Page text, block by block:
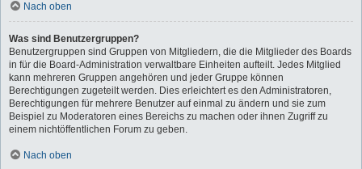
Nach oben
Was sind Benutzergruppen?
Benutzergruppen sind Gruppen von Mitgliedern, die die Mitglieder des Boards
in für die Board-Administration verwaltbare Einheiten aufteilt. Jedes Mitglied
kann mehreren Gruppen angehören und jeder Gruppe können
Berechtigungen zugeteilt werden. Dies erleichtert es den Administratoren,
Berechtigungen für mehrere Benutzer auf einmal zu ändern und sie zum
Beispiel zu Moderatoren eines Bereichs zu machen oder ihnen Zugriff zu
einem nichtöffentlichen Forum zu geben.
Nach oben